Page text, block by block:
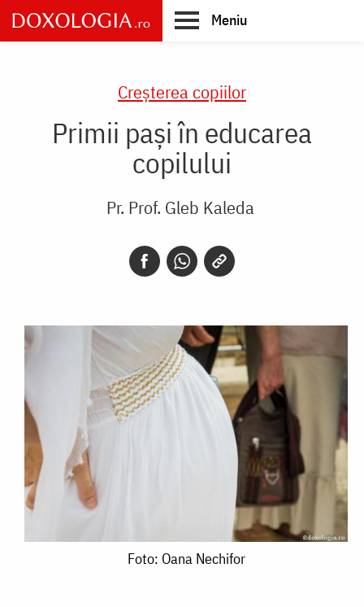
Skip
to
main
Meniu
Creşterea copiilor
Primii pași în educarea
copilului
Pr. Prof. Gleb Kaleda
Foto: Oana Nechifor